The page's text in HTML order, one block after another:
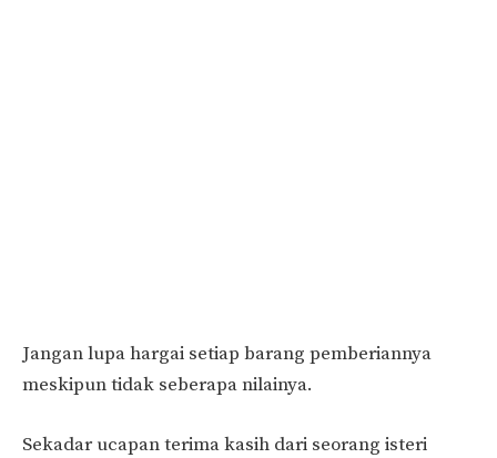
Jangan lupa hargai setiap barang pemberiannya
meskipun tidak seberapa nilainya.
Sekadar ucapan terima kasih dari seorang isteri